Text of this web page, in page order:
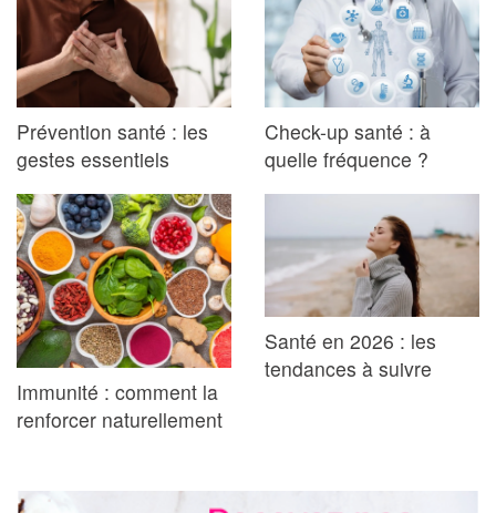
Prévention santé : les
gestes essentiels
Check-up santé : à
quelle fréquence ?
Immunité : comment la
renforcer naturellement
Santé en 2026 : les
tendances à suivre